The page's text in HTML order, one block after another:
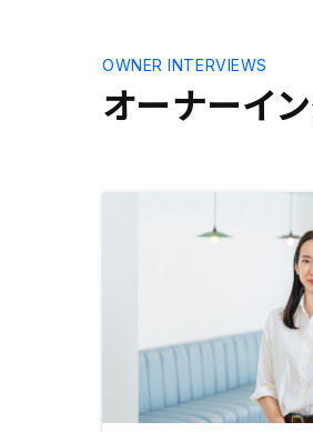
オーナーイ
OWNER INTERVIEWS